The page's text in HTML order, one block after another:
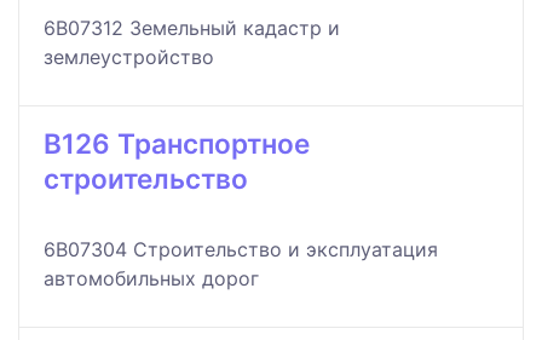
6B07312 Земельный кадастр и
землеустройство
B126 Транспортное
строительство
6B07304 Строительство и эксплуатация
автомобильных дорог